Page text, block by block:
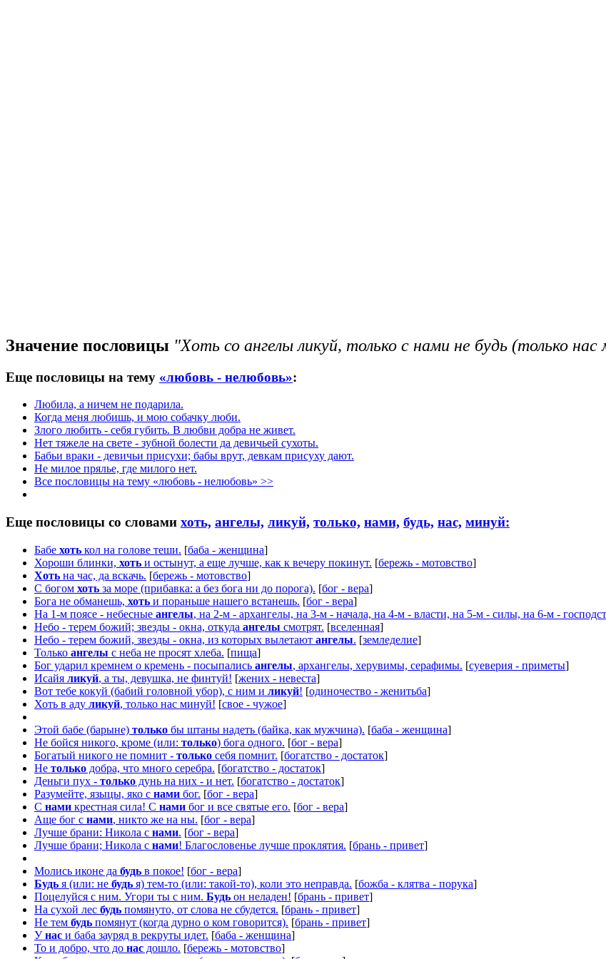
Значение пословицы "Хоть со ангелы ликуй, только с нами не будь (только
Еще пословицы на тему «любовь - нелюбовь»:
Любила, а ничем не подарила.
Когда меня любишь, и мою собачку люби.
Злого любить - себя губить. В любви добра не живет.
Нет тяжеле на свете - зубной болести да девичьей сухоты.
Бабьи враки - девичьи присухи; бабы врут, девкам присуху дают.
Не милое прялье, где милого нет.
Все пословицы на тему «любовь - нелюбовь» >>
Еще пословицы со словами хоть, ангелы, ликуй, только, нами, будь, нас, минуй:
Бабе хоть кол на голове теши. [баба - женщина]
Хороши блинки, хоть и остынут, а еще лучше, как к вечеру покинут. [бережь - мотовство]
Хоть на час, да вскачь. [бережь - мотовство]
С богом хоть за море (прибавка: а без бога ни до порога). [бог - вера]
Бога не обманешь, хоть и пораньше нашего встанешь. [бог - вера]
На 1-м поясе - небесные ангелы, на 2-м - архангелы, на 3-м - начала, на 4-м - власти, на 5-м - силы, на 6-м -
Небо - терем божий; звезды - окна, откуда ангелы смотрят. [вселенная]
Небо - терем божий, звезды - окна, из которых вылетают ангелы. [земледелие]
Только ангелы с неба не просят хлеба. [пища]
Бог ударил кремнем о кремень - посыпались ангелы, архангелы, херувимы, серафимы. [суеверия - приметы]
Исайя ликуй, а ты, девушка, не финтуй! [жених - невеста]
Вот тебе кокуй (бабий головной убор), с ним и ликуй! [одиночество - женитьба]
Хоть в аду ликуй, только нас минуй! [свое - чужое]
Этой бабе (барыне) только бы штаны надеть (байка, как мужчина). [баба - женщина]
Не бойся никого, кроме (или: только) бога одного. [бог - вера]
Богатый никого не помнит - только себя помнит. [богатство - достаток]
Не только добра, что много серебра. [богатство - достаток]
Деньги пух - только дунь на них - и нет. [богатство - достаток]
Разумейте, языцы, яко с нами бог. [бог - вера]
С нами крестная сила! С нами бог и все святые его. [бог - вера]
Аще бог с нами, никто же на ны. [бог - вера]
Лучше брани: Никола с нами. [бог - вера]
Лучше брани; Никола с нами! Благословенье лучше проклятия. [брань - привет]
Молись иконе да будь в покое! [бог - вера]
Будь я (или: не будь я) тем-то (или: такой-то), коли это неправда. [божба - клятва - порука]
Поцелуйся с ним. Угори ты с ним. Будь он неладен! [брань - привет]
На сухой лес будь помянуто, от слова не сбудется. [брань - привет]
Не тем будь помянут (когда дурно о ком говорится). [брань - привет]
Унас и баба зауряд в рекруты идет. [баба - женщина]
То и добро, что до нас дошло. [бережь - мотовство]